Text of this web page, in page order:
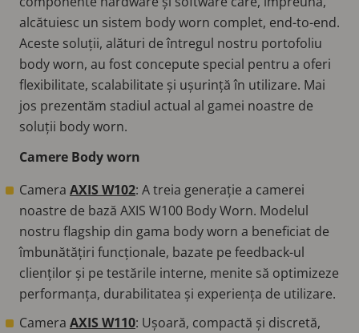
alcătuiesc un sistem body worn complet, end-to-end.
Aceste soluții, alături de întregul nostru portofoliu
body worn, au fost concepute special pentru a oferi
flexibilitate, scalabilitate și ușurință în utilizare. Mai
jos prezentăm stadiul actual al gamei noastre de
soluții body worn.
Camere Body worn
Camera AXIS W102: A treia generație a camerei
noastre de bază AXIS W100 Body Worn. Modelul
nostru flagship din gama body worn a beneficiat de
îmbunătățiri funcționale, bazate pe feedback-ul
clienților și pe testările interne, menite să optimizeze
performanța, durabilitatea și experiența de utilizare.
Camera AXIS W110: Ușoară, compactă și discretă,